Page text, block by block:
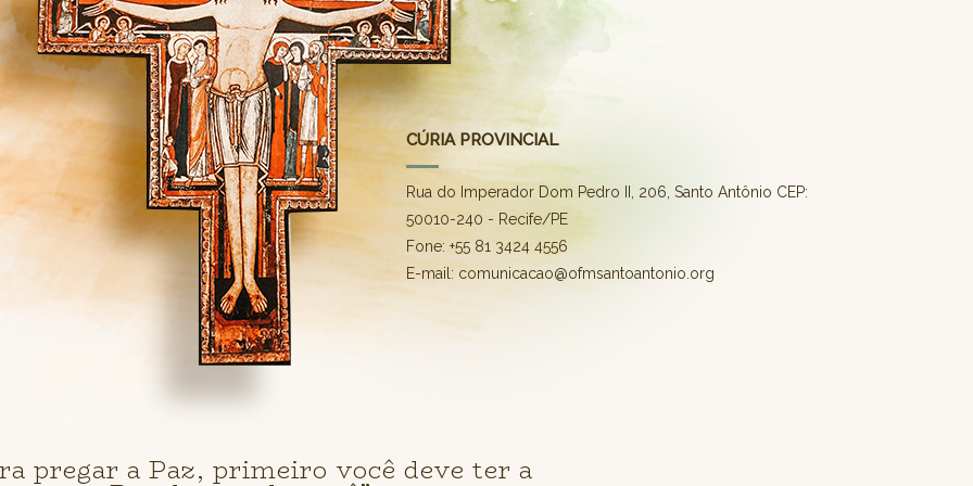
CÚRIA PROVINCIAL
Rua do Imperador Dom Pedro II, 206, Santo Antônio CEP:
50010-240 - Recife/PE
Fone: +55 81 3424 4556
E-mail: comunicacao@ofmsantoantonio.org
pregar a Paz, primeiro você deve ter a